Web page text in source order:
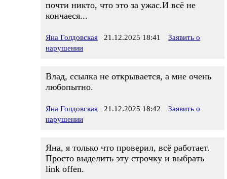
почти никто, что это за ужас.И всё не
кончаеся...
Яна Голдовская 21.12.2025 18:41
Заявить о
нарушении
Влад, ссылка не открывается, а мне очень
любопытно.
Яна Голдовская 21.12.2025 18:42
Заявить о
нарушении
Яна, я только что проверил, всё работает.
Просто выделить эту строчку и выбрать
link offen.